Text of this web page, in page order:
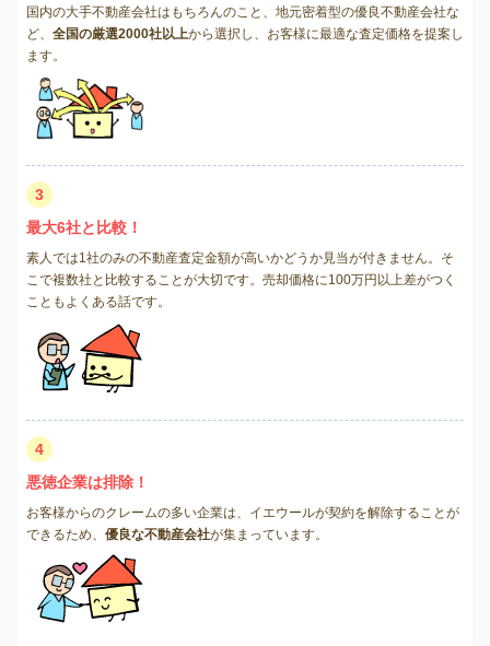
国内の大手不動産会社はもちろんのこと、地元密着型の優良不動産会社な
ど、 全国の厳選2000社以上から選択し、お客様に最適な査定価格を提案し
ます。
3
最大6社と比較！
素人では1社のみの不動産査定金額が高いかどうか見当が付きません。そ
こで複数社と比較することが大切です。売却価格に100万円以上差がつく
こともよくある話です。
4
悪徳企業は排除！
お客様からのクレームの多い企業は、イエウールが契約を解除することが
できるため、 優良な不動産会社が集まっています。